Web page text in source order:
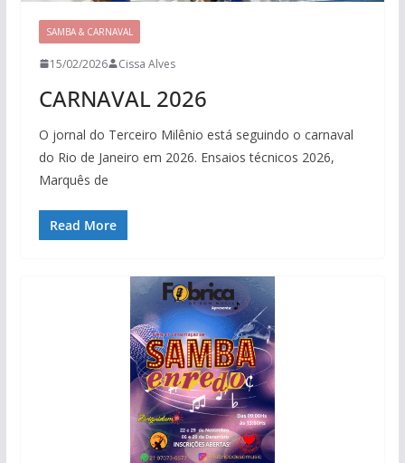
SAMBA & CARNAVAL
15/02/2026 Cissa Alves
CARNAVAL 2026
O jornal do Terceiro Milênio está seguindo o carnaval
do Rio de Janeiro em 2026. Ensaios técnicos 2026,
Marquês de
Read More